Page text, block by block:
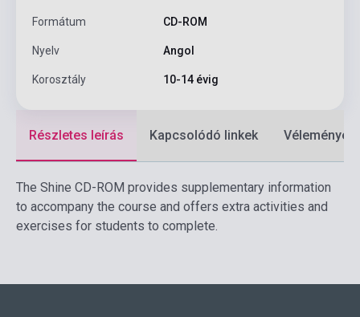
Formátum CD-ROM
Nyelv Angol
Korosztály 10-14 évig
Részletes leírás Kapcsolódó linkek Vélemények
The Shine CD-ROM provides supplementary information
to accompany the course and offers extra activities and
exercises for students to complete.